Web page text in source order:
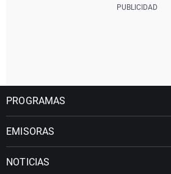
PROGRAMAS
EMISORAS
NOTICIAS